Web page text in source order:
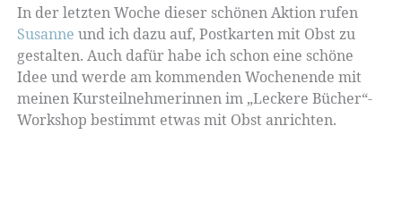
In der letzten Woche dieser schönen Aktion rufen
Susanne und ich dazu auf, Postkarten mit Obst zu
gestalten. Auch dafür habe ich schon eine schöne
Idee und werde am kommenden Wochenende mit
meinen Kursteilnehmerinnen im „Leckere Bücher“-
Workshop bestimmt etwas mit Obst anrichten.